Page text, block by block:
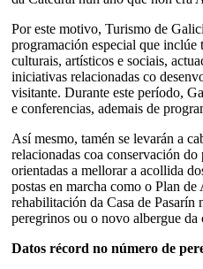
Por este motivo, Turismo de
programación especial que inclúe
culturais, artísticos e sociais,
iniciativas relacionadas co
visitante. Durante este período,
e conferencias, ademais de
Así mesmo, tamén se levarán a
relacionadas coa conservación
orientadas a mellorar a acollida
postas en marcha como o Plan
rehabilitación da Casa de Pasarín
peregrinos ou o novo albergue da
Datos récord no número de